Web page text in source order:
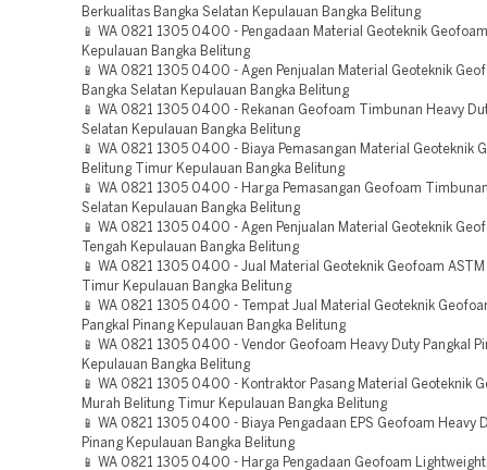
Berkualitas Bangka Selatan Kepulauan Bangka Belitung
📱 WA 0821 1305 0400 - Pengadaan Material Geoteknik
Kepulauan Bangka Belitung
📱 WA 0821 1305 0400 - Agen Penjualan Material Geoteknik
Bangka Selatan Kepulauan Bangka Belitung
📱 WA 0821 1305 0400 - Rekanan Geofoam Timbunan Heavy
Selatan Kepulauan Bangka Belitung
📱 WA 0821 1305 0400 - Biaya Pemasangan Material Geoteknik
Belitung Timur Kepulauan Bangka Belitung
📱 WA 0821 1305 0400 - Harga Pemasangan Geofoam
Selatan Kepulauan Bangka Belitung
📱 WA 0821 1305 0400 - Agen Penjualan Material Geoteknik
Tengah Kepulauan Bangka Belitung
📱 WA 0821 1305 0400 - Jual Material Geoteknik Geofoam
Timur Kepulauan Bangka Belitung
📱 WA 0821 1305 0400 - Tempat Jual Material Geoteknik
Pangkal Pinang Kepulauan Bangka Belitung
📱 WA 0821 1305 0400 - Vendor Geofoam Heavy Duty Pangkal
Kepulauan Bangka Belitung
📱 WA 0821 1305 0400 - Kontraktor Pasang Material Geoteknik
Murah Belitung Timur Kepulauan Bangka Belitung
📱 WA 0821 1305 0400 - Biaya Pengadaan EPS Geofoam Heavy
Pinang Kepulauan Bangka Belitung
📱 WA 0821 1305 0400 - Harga Pengadaan Geofoam